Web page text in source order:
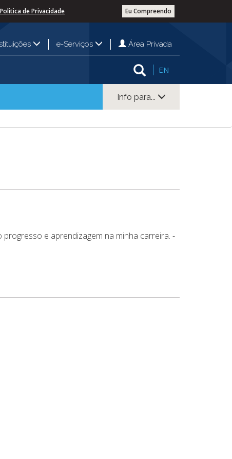
Eu Compreendo
Politica de Privacidade
e-Serviços Área Privada
EN
Info para...
e aprendizagem na minha carreira. -